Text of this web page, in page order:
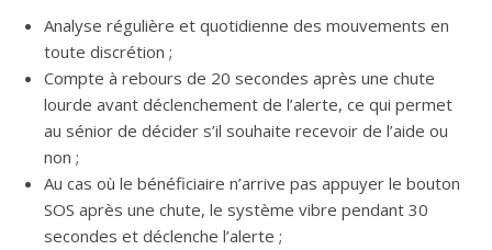
Analyse régulière et quotidienne des mouvements en
toute discrétion ;
Compte à rebours de 20 secondes après une chute
lourde avant déclenchement de l’alerte, ce qui permet
au sénior de décider s’il souhaite recevoir de l’aide ou
non ;
Au cas où le bénéficiaire n’arrive pas appuyer le bouton
SOS après une chute, le système vibre pendant 30
secondes et déclenche l’alerte ;